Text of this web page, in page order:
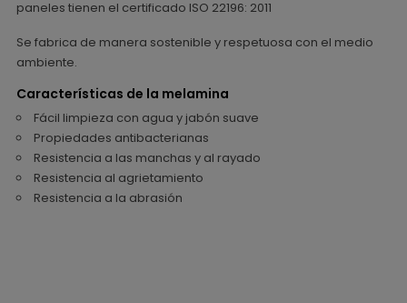
paneles tienen el certificado ISO 22196: 2011
Se fabrica de manera sostenible y respetuosa con el medio
ambiente.
Características de la melamina
Fácil limpieza con agua y jabón suave
Propiedades antibacterianas
Resistencia a las manchas y al rayado
Resistencia al agrietamiento
Resistencia a la abrasión